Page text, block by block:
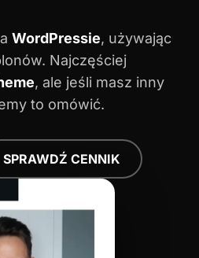
WordPressie, używając
Najczęściej
, ale jeśli masz inny
to omówić.
SPRAWDŹ CENNIK